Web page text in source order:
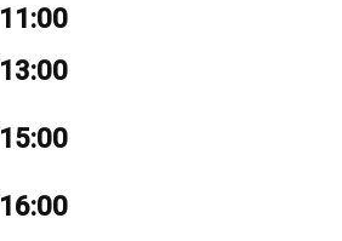
11:00
13:00
15:00
16:00